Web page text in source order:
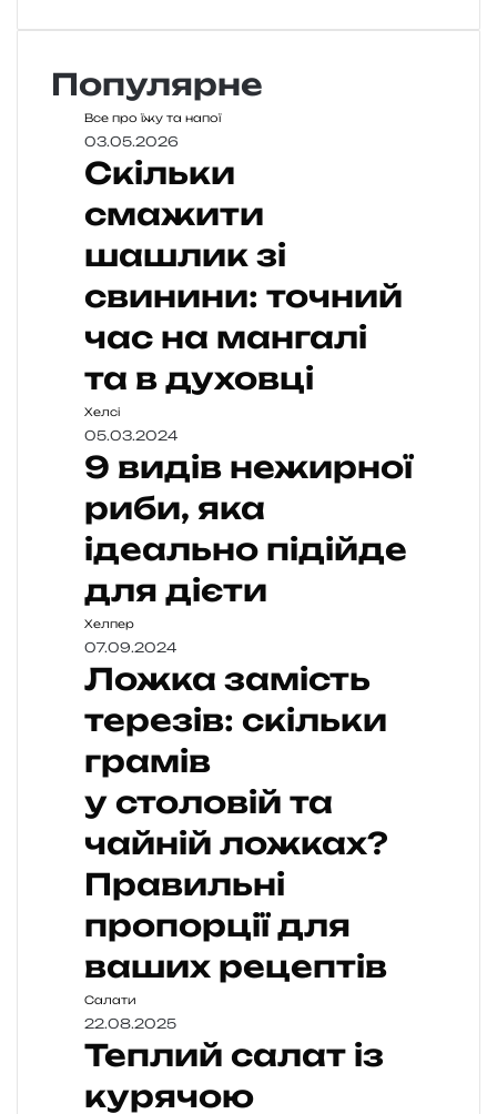
Популярне
Все про їжу та напої
03.05.2026
Скільки
смажити
шашлик зі
свинини: точний
час на мангалі
та в духовці
Хелсі
05.03.2024
9 видів нежирної
риби, яка
ідеально підійде
для дієти
Хелпер
07.09.2024
Ложка замість
терезів: скільки
грамів
у столовій та
чайній ложках?
Правильні
пропорції для
ваших рецептів
Салати
22.08.2025
Теплий салат із
курячою